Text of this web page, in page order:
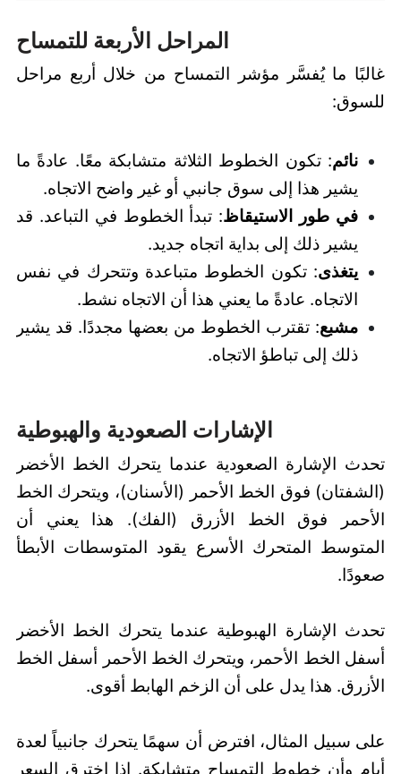
المراحل الأربعة للتمساح
غالبًا ما يُفسَّر مؤشر التمساح من خلال أربع مراحل
للسوق:
نائم: تكون الخطوط الثلاثة متشابكة معًا. عادةً ما
يشير هذا إلى سوق جانبي أو غير واضح الاتجاه.
في طور الاستيقاظ: تبدأ الخطوط في التباعد. قد
يشير ذلك إلى بداية اتجاه جديد.
يتغذى: تكون الخطوط متباعدة وتتحرك في نفس
الاتجاه. عادةً ما يعني هذا أن الاتجاه نشط.
مشبع: تقترب الخطوط من بعضها مجددًا. قد يشير
ذلك إلى تباطؤ الاتجاه.
الإشارات الصعودية والهبوطية
تحدث الإشارة الصعودية عندما يتحرك الخط الأخضر
(الشفتان) فوق الخط الأحمر (الأسنان)، ويتحرك الخط
الأحمر فوق الخط الأزرق (الفك). هذا يعني أن
المتوسط المتحرك الأسرع يقود المتوسطات الأبطأ
صعودًا.
تحدث الإشارة الهبوطية عندما يتحرك الخط الأخضر
أسفل الخط الأحمر، ويتحرك الخط الأحمر أسفل الخط
الأزرق. هذا يدل على أن الزخم الهابط أقوى.
على سبيل المثال، افترض أن سهمًا يتحرك جانبياً لعدة
أيام وأن خطوط التمساح متشابكة. إذا اخترق السعر